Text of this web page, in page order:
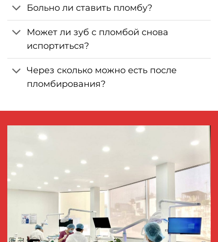
Больно ли ставить пломбу?
Может ли зуб с пломбой снова
испортиться?
Через сколько можно есть после
пломбирования?